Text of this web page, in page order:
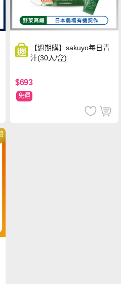
【週期購】sakuyo每日青
汁(30入/盒)
$693
免運